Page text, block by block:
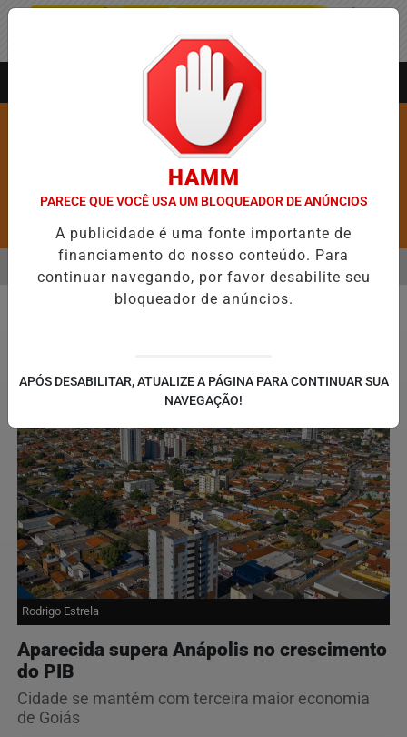
Pesquisar Notícia
EM ALTA
Rodrigo Estrela
Aparecida supera Anápolis no crescimento
do PIB
Cidade se mantém com terceira maior economia
de Goiás
HAMM
PARECE QUE VOCÊ USA UM BLOQUEADOR DE ANÚNCIOS
A publicidade é uma fonte importante de
financiamento do nosso conteúdo. Para
continuar navegando, por favor desabilite seu
bloqueador de anúncios.
APÓS DESABILITAR, ATUALIZE A PÁGINA PARA CONTINUAR SUA
NAVEGAÇÃO!